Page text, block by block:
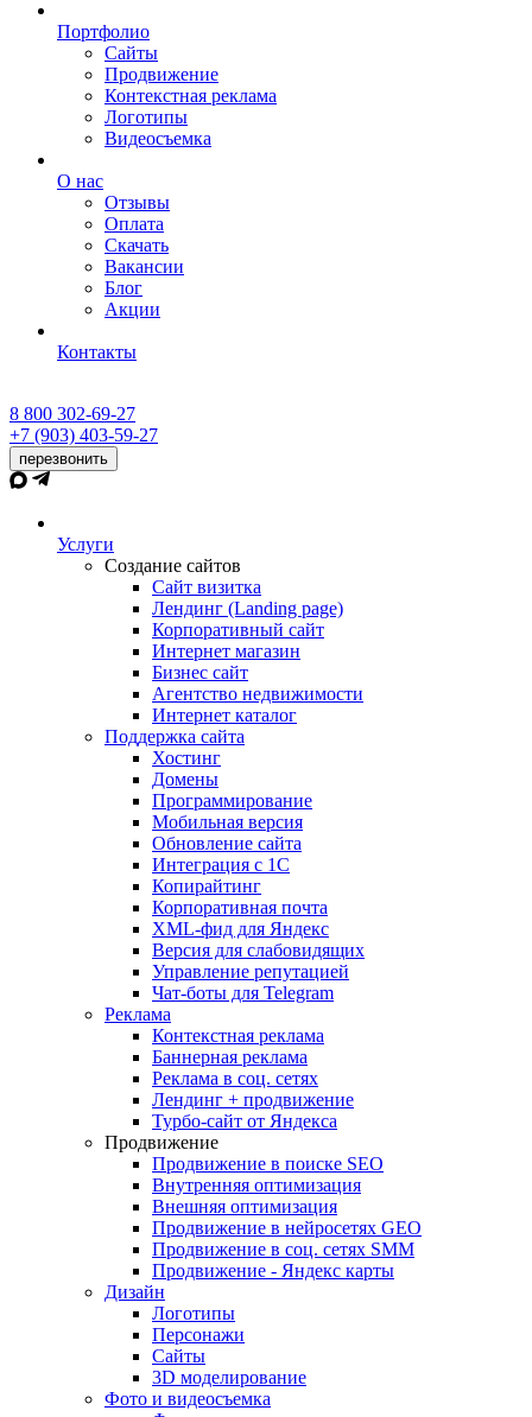
Портфолио
Сайты
Продвижение
Контекстная реклама
Логотипы
Видеосъемка
О нас
Отзывы
Оплата
Скачать
Вакансии
Блог
Акции
Контакты
8 800 302-69-27
+7 (903) 403-59-27
перезвонить
Услуги
Создание сайтов
Сайт визитка
Лендинг (Landing page)
Корпоративный сайт
Интернет магазин
Бизнес сайт
Агентство недвижимости
Интернет каталог
Поддержка сайта
Хостинг
Домены
Программирование
Мобильная версия
Обновление сайта
Интеграция с 1С
Копирайтинг
Корпоративная почта
XML-фид для Яндекс
Версия для слабовидящих
Управление репутацией
Чат-боты для Telegram
Реклама
Контекстная реклама
Баннерная реклама
Реклама в соц. сетях
Лендинг + продвижение
Турбо-сайт от Яндекса
Продвижение
Продвижение в поиске SEO
Внутренняя оптимизация
Внешняя оптимизация
Продвижение в нейросетях GEO
Продвижение в соц. сетях SMM
Продвижение - Яндекс карты
Дизайн
Логотипы
Персонажи
Сайты
3D моделирование
Фото и видеосъемка